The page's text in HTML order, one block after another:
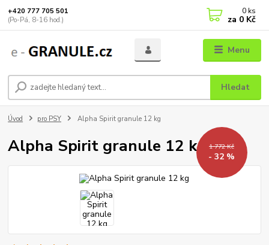
Menu
Hledat
+420 777 705 501
(Po-Pá, 8-16 hod.)
0 ks
za 0 Kč
Úvod pro PSY Alpha Spirit granule 12 kg
Alpha Spirit granule 12 kg 1 772 Kč
- 32 %